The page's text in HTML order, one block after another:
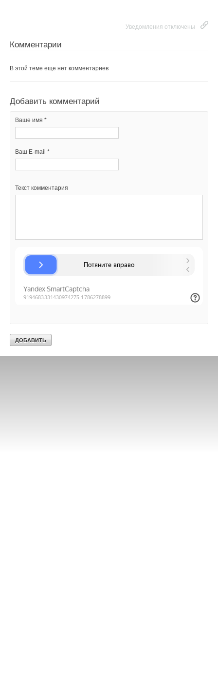
Уведомления отключены
Комментарии
В этой теме еще нет комментариев
Добавить комментарий
Ваше имя *
Ваш E-mail *
Текст комментария
Ваш E-mail *